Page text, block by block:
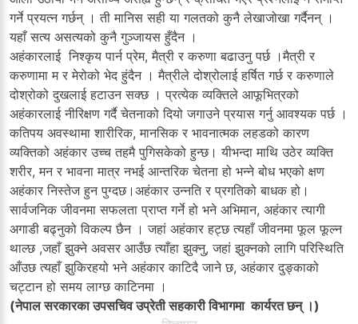
गर्ने प्रयत्न गर्छन् । ती मानिस सही या गलतको कुनै लेखाजोखा गर्दैनन् ।
यहाँ सत्य असत्यको कुनै गुञ्जायस हुँदैन ।
अहंकारलाई निश्कृय पार्न प्रेम, मैत्री र करुणा बढाउनु पर्छ ।मैत्री र
करुणामा म र मेरोको भेद हुंदैन । मैत्रीले दोश्रोलाई हर्षित गर्छ र करुणाले
दोश्रोको दुखलाई हटाउन सक्छ । प्रत्येक व्यक्तिले आफूभित्रको
अहंकारलाई नीरिक्षण गर्दै चेतनाको दियो जगाउने प्रयास गर्नु आवश्यक पर्छ ।
कतिपय अवस्थामा शारीरिक, मानसिक र भावनात्मक लहडको कारण
व्यक्तिको अहंकार उच्च तहमै पुगिसकेको हुन्छ। यीभन्दा माथि उठेर व्यक्ति
शरीर, मन र भावना मात्र नभई आन्तरिक चेतना हो भन्ने बोध भएको क्षण
अहंकार निस्तेज हुन पुग्दछ।अहंकार उन्नति र प्रगतिको बाधक हो।
सार्वजनिक जीवनमा सफलता प्राप्त गर्ने हो भने अभिमान, अहंकार त्यागी
अगाडी बढ्नुको विकल्प छैन । जहां अहंकार हट्छ त्यहाँ जीवनमा फूल फूल्न
थाल्छ ,जहाँ झुक्ने अवसर आउँछ त्याँहा झुक्नु, जहां झुक्नको लागि परिस्थिति
आँउछ त्यहाँ झुकिरहयो भने अहंकार काटिदै जाने छ, अहंकार दुङ्काको
चट्टान हो समय लाग्छ काटिनमा ।
(नेपाल सरकारका उपसचिव उप्रेती सहकारी विभागमा कार्यरत छन् ।)